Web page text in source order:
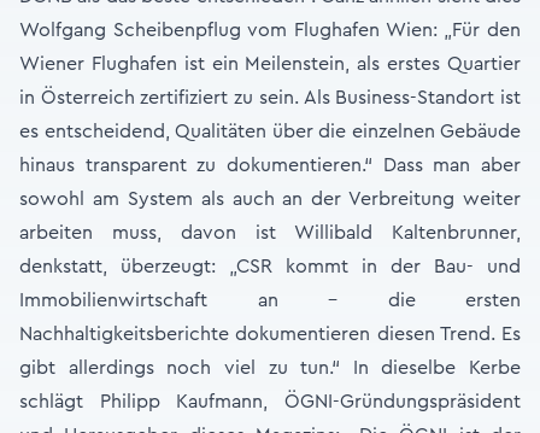
Wolfgang Scheibenpflug vom Flughafen Wien: „Für den
Wiener Flughafen ist ein Meilenstein, als erstes Quartier
in Österreich zertifiziert zu sein. Als Business-Standort ist
es entscheidend, Qualitäten über die einzelnen Gebäude
hinaus transparent zu dokumentieren.“ Dass man aber
sowohl am System als auch an der Verbreitung weiter
arbeiten muss, davon ist Willibald Kaltenbrunner,
denkstatt, überzeugt: „CSR kommt in der Bau- und
Immobilienwirtschaft an – die ersten
Nachhaltigkeitsberichte dokumentieren diesen Trend. Es
gibt allerdings noch viel zu tun.“ In dieselbe Kerbe
schlägt Philipp Kaufmann, ÖGNI-Gründungspräsident